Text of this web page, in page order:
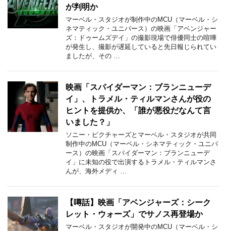
が判明か
マーベル・スタジオが制作中のMCU（マーベル・シ
ネマティック・ユニバース）の映画「アベンジャー
ズ：ドゥームズデイ」の撮影現場で俳優同士の喧嘩
が発生し、撮影が遅延していると先日報じられてい
ましたが、その …
映画「スパイダーマン：ブランニューデ
イ」、トラメル・ティルマンさんが役の
ヒントを提供か、「誰が悪役だなんて言
いました？」
ソニー・ピクチャーズとマーベル・スタジオが共同
制作中のMCU（マーベル・シネマティック・ユニバ
ース）の映画「スパイダーマン：ブランニューデ
イ」に未知の役で出演するトラメル・ティルマンさ
んが、海外メディ …
【噂話】映画「アベンジャーズ：シーク
レット・ウォーズ」でサノス再登場か
マーベル・スタジオが開発中のMCU（マーベル・シ